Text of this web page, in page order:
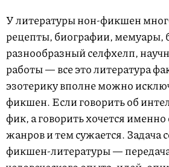
У литературы нон-фикшен
рецепты, биографии, мемуары,
разнообразный селфхелп,
работы — все это литература
эзотерику вполне можно
фикшен. Если говорить об
фик, а говорить хочется именно
жанров и тем сужается. Задача
фикшен-литературы —